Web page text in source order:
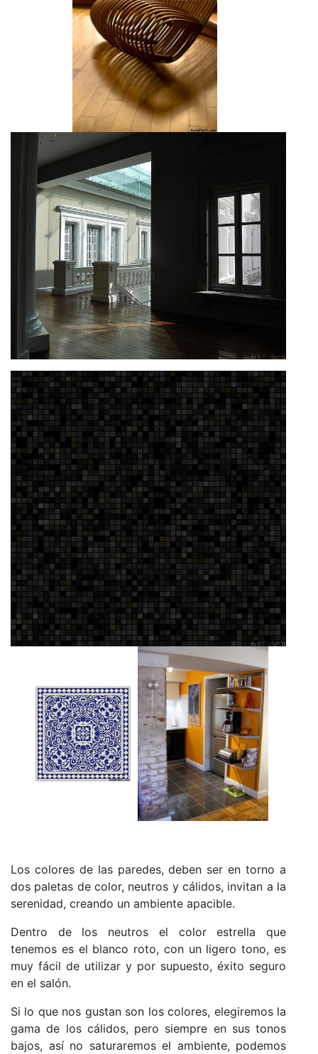
Los colores de las paredes, deben ser en torno a
dos paletas de color, neutros y cálidos, invitan a la
serenidad, creando un ambiente apacible.
Dentro de los neutros el color estrella que
tenemos es el blanco roto, con un ligero tono, es
muy fácil de utilizar y por supuesto, éxito seguro
en el salón.
Si lo que nos gustan son los colores, elegiremos la
gama de los cálidos, pero siempre en sus tonos
bajos, así no saturaremos el ambiente, podemos